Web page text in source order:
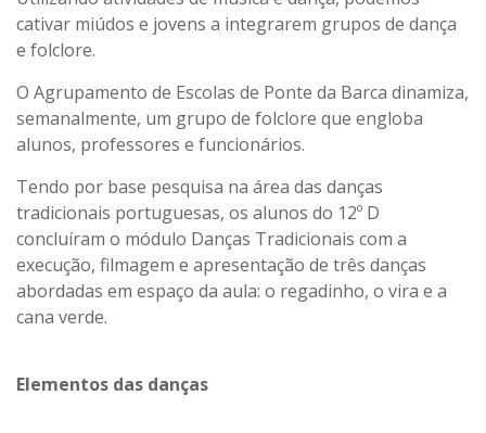
cativar miúdos e jovens a integrarem grupos de dança
e folclore.
O Agrupamento de Escolas de Ponte da Barca dinamiza,
semanalmente, um grupo de folclore que engloba
alunos, professores e funcionários.
Tendo por base pesquisa na área das danças
tradicionais portuguesas, os alunos do 12º D
concluíram o módulo Danças Tradicionais com a
execução, filmagem e apresentação de três danças
abordadas em espaço da aula: o regadinho, o vira e a
cana verde.
Elementos das danças